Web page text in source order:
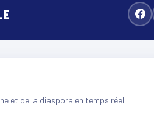
et de la diaspora en temps réel.